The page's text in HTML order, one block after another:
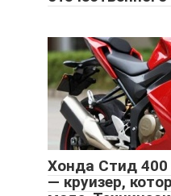
Хонда Стид 400
— круизер,